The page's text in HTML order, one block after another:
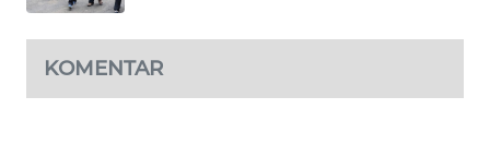
KOMENTAR
WAHANA
HEALTH
WAHANA